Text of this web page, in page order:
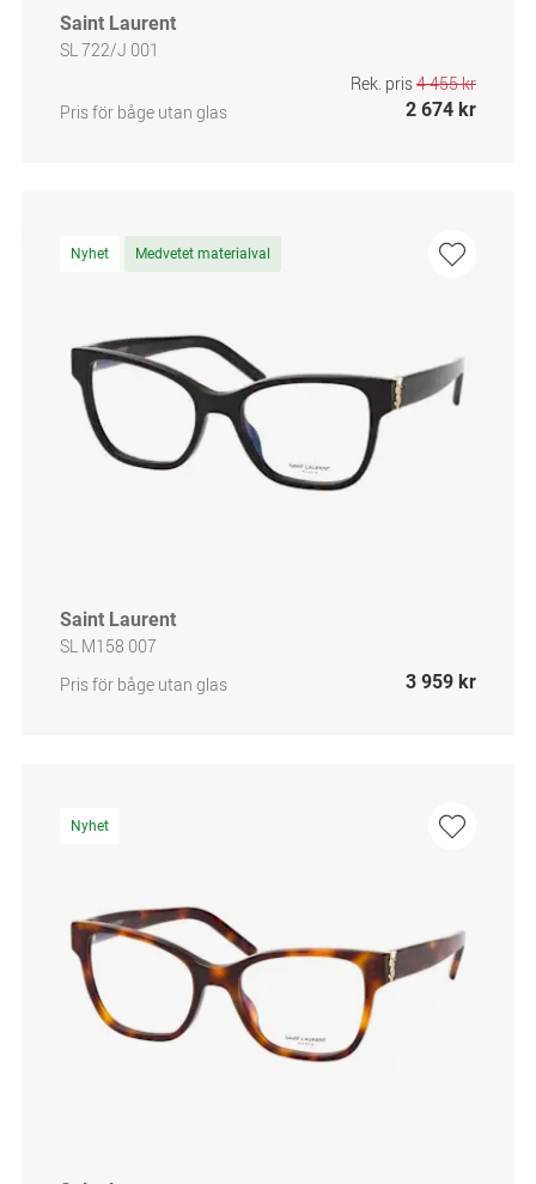
Saint Laurent
SL 722/J 001
Pris för båge utan glas
Rek. pris4 455 kr
2 674 kr
Nyhet Medvetet materialval
Saint Laurent
SL M158 007
Pris för båge utan glas
3 959 kr
Nyhet